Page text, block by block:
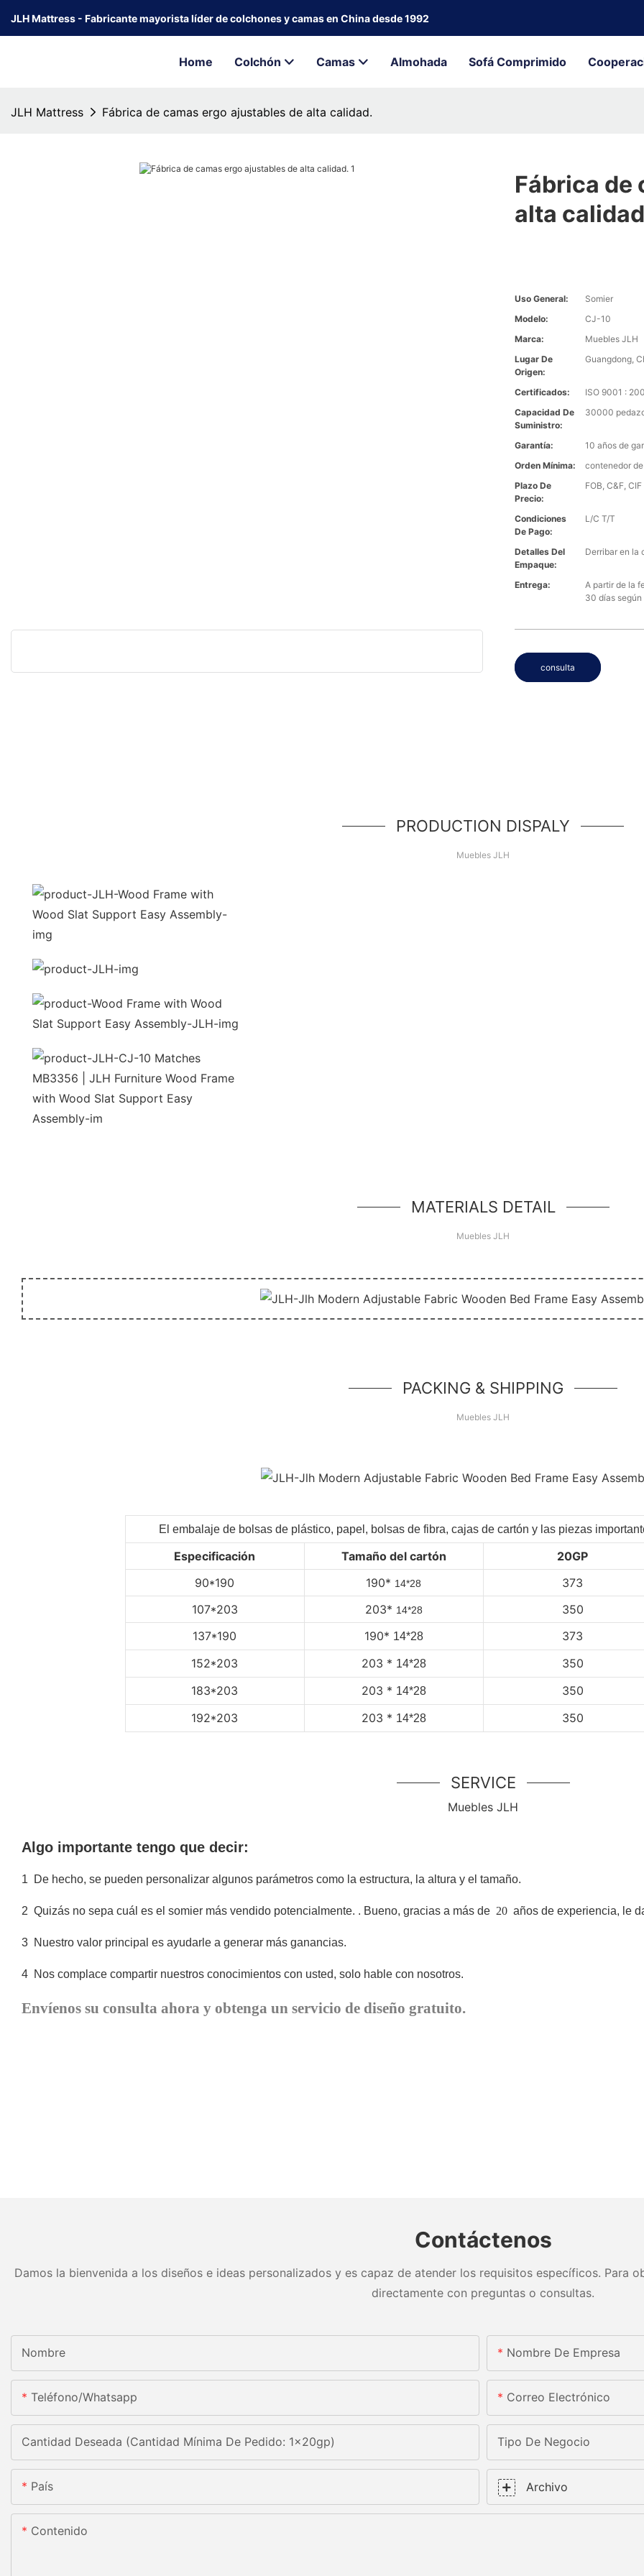
JLH Mattress - Fabricante mayorista líder de colchones y camas en China desde 1992
Home Colchón Camas Almohada Sofá Comprimido
JLH Mattress Fábrica de camas ergo ajustables de alta calidad.
Fábrica de
alta
Uso General:
Somier
Modelo:
CJ-10
Marca:
Muebles JLH
Lugar De
Origen:
Guangdong,
Certificados:
ISO 9001 :
Capacidad De
Suministro:
30000
Garantía:
10 años de
Orden Mínima:
contenedor
Plazo De
Precio:
FOB, C&F,
Condiciones
De Pago:
L/C T/T
Detalles Del
Empaque:
Derribar en la
Entrega:
A partir de la
30 días
consulta
PRODUCTION DISPALY
Muebles JLH
MATERIALS DETAIL
Muebles JLH
PACKING & SHIPPING
Muebles JLH
El embalaje de bolsas de plástico, papel, bolsas de fibra, cajas de cartón y las piezas
Especificación Tamaño del cartón 20GP
90*190
190* 14*28 373
107*203
203* 14*28 350
137*190
190* 14*28 373
152*203
203 * 14*28 350
183*203
203 * 14*28 350
192*203
203 * 14*28 350
SERVICE
Muebles JLH
Algo importante tengo que decir:
1 De hecho, se pueden personalizar algunos parámetros como la estructura, la altura y el tamaño.
2 Quizás no sepa cuál es el somier más vendido potencialmente. . Bueno, gracias a más de 20 años de experiencia, le
3 Nuestro valor principal es ayudarle a generar más ganancias.
4 Nos complace compartir nuestros conocimientos con usted, solo hable con nosotros.
Envíenos su consulta ahora y obtenga un servicio de diseño gratuito.
Contáctenos
Damos la bienvenida a los diseños e ideas personalizados y es capaz de atender los requisitos específicos. Para
directamente con preguntas o consultas.
Nombre Nombre De Empresa
Teléfono/whatsapp Correo Electrónico
Cantidad Deseada (Cantidad Mínima De Pedido: 1x20gp) Tipo De Negocio
País Archivo
Contenido